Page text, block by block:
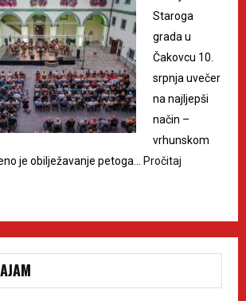
Staroga
grada u
Čakovcu 10.
srpnja uvečer
na najljepši
način –
vrhunskom
je obilježavanje petoga…
Pročitaj